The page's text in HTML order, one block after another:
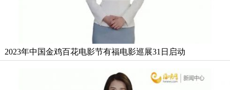
2023年中国金鸡百花电影节有福电影巡展31日启动